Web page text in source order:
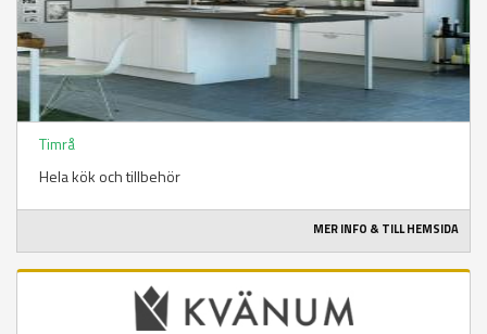
Timrå
Hela kök och tillbehör
MER INFO & TILL HEMSIDA